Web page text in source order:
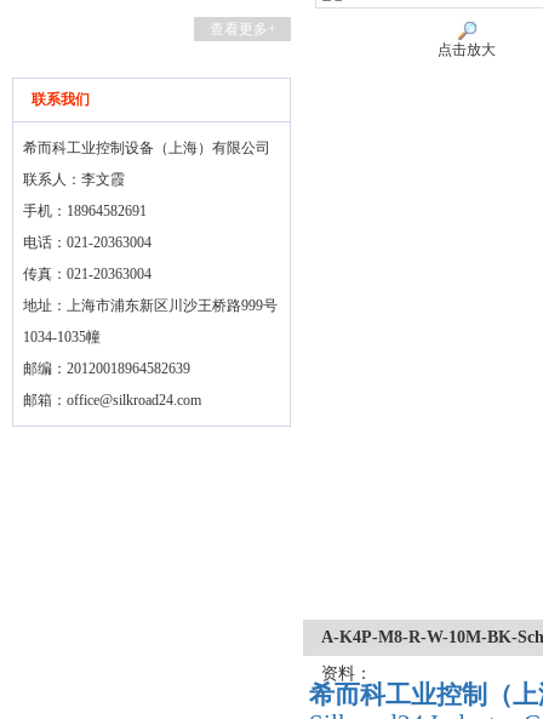
查看更多+
联系我们
希而科工业控制设备（上海）有限公司
联系人：李文霞
手机：18964582691
电话：021-20363004
传真：021-20363004
地址：上海市浦东新区川沙王桥路999号
1034-1035幢
邮编：20120018964582639
邮箱： office@silkroad24.com
点击放大
A-K4P-M8-R-W-10M-BK-
资料：
希而科工业控制（